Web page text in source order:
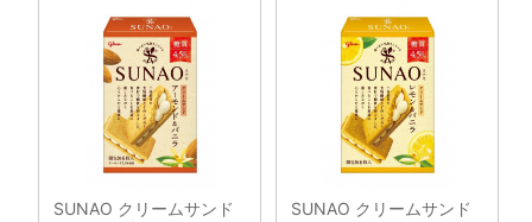
SUNAO クリームサンド
SUNAO クリームサンド